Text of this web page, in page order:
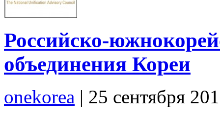
Российско-
объединения Кореи
onekorea | 25 сентября